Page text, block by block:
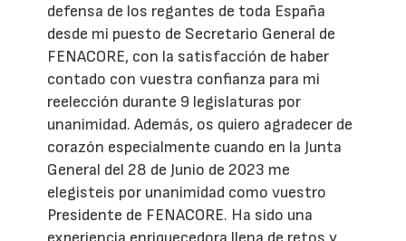
defensa de los regantes de toda España
desde mi puesto de Secretario General de
FENACORE, con la satisfacción de haber
contado con vuestra confianza para mi
reelección durante 9 legislaturas por
unanimidad. Además, os quiero agradecer de
corazón especialmente cuando en la Junta
General del 28 de Junio de 2023 me
elegisteis por unanimidad como vuestro
Presidente de FENACORE. Ha sido una